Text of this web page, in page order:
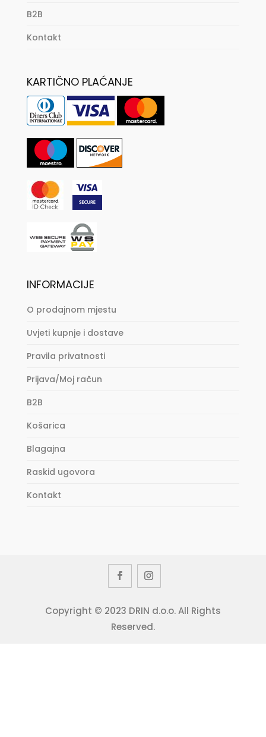
B2B
Kontakt
KARTIČNO PLAĆANJE
INFORMACIJE
O prodajnom mjestu
Uvjeti kupnje i dostave
Pravila privatnosti
Prijava/Moj račun
B2B
Košarica
Blagajna
Raskid ugovora
Kontakt
Copyright © 2023 DRIN d.o.o. All Rights
Reserved.